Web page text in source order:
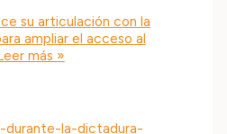
su articulación con la
ampliar el acceso al
más »